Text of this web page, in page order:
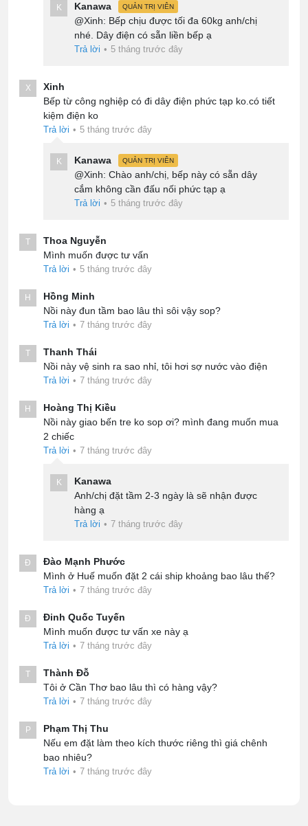
K Kanawa QUẢN TRỊ VIÊN
@Xinh: Bếp chịu được tối đa 60kg anh/chị
nhé. Dây điện có sẵn liền bếp ạ
Trả lời • 5 tháng trước đây
X
Xinh
Bếp từ công nghiệp có đi dây điện phức tạp ko.có tiết
kiệm điện ko
Trả lời • 5 tháng trước đây
K Kanawa QUẢN TRỊ VIÊN
@Xinh: Chào anh/chị, bếp này có sẵn dây
cắm không cần đấu nối phức tạp ạ
Trả lời • 5 tháng trước đây
T
Thoa Nguyễn
Mình muốn được tư vấn
Trả lời • 5 tháng trước đây
H
Hồng Minh
Nồi này đun tầm bao lâu thì sôi vậy sop?
Trả lời • 7 tháng trước đây
T
Thanh Thái
Nồi này vệ sinh ra sao nhỉ, tôi hơi sợ nước vào điện
Trả lời • 7 tháng trước đây
H
Hoàng Thị Kiều
Nồi này giao bến tre ko sop ơi? mình đang muốn mua
2 chiếc
Trả lời • 7 tháng trước đây
K
Kanawa
Anh/chị đặt tầm 2-3 ngày là sẽ nhận được
hàng ạ
Trả lời • 7 tháng trước đây
Đ
Đào Mạnh Phước
Mình ở Huế muốn đặt 2 cái ship khoảng bao lâu thế?
Trả lời • 7 tháng trước đây
Đ
Đinh Quốc Tuyến
Mình muốn được tư vấn xe này ạ
Trả lời • 7 tháng trước đây
T
Thành Đỗ
Tôi ở Cần Thơ bao lâu thì có hàng vậy?
Trả lời • 7 tháng trước đây
P
Phạm Thị Thu
Nếu em đặt làm theo kích thước riêng thì giá chênh
bao nhiêu?
Trả lời • 7 tháng trước đây